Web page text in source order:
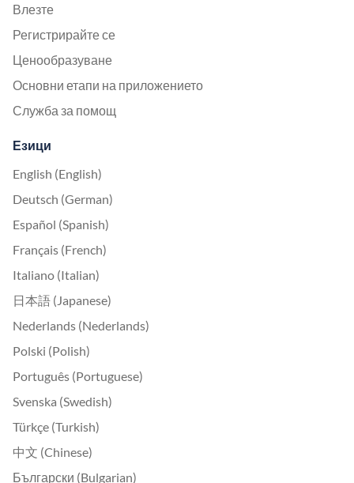
Влезте
Регистрирайте се
Ценообразуване
Основни етапи на приложението
Служба за помощ
Езици
English (English)
Deutsch (German)
Español (Spanish)
Français (French)
Italiano (Italian)
日本語 (Japanese)
Nederlands (Nederlands)
Polski (Polish)
Português (Portuguese)
Svenska (Swedish)
Türkçe (Turkish)
中文 (Chinese)
Български (Bulgarian)